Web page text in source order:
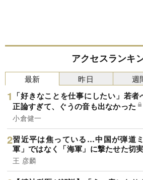
アクセスランキ
最新
「好きなことを仕事にしたい」若
正論すぎて、ぐうの音も出なかった
小倉健一
習近平は焦っている…中国が弾道
軍」ではなく「海軍」に撃たせた切
王 彦麟
昨日 週